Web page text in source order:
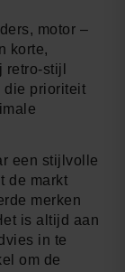
motor –
korte,
stijl
die prioriteit
een stijlvolle
de markt
merken
is altijd aan
in te
om de